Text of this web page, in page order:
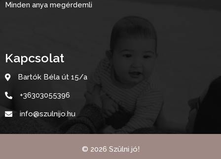
Minden anya megérdemli
Kapcsolat
Bartók Béla út 15/a
+36303055396
info@szulnijo.hu
© 2026 Szülni jó!